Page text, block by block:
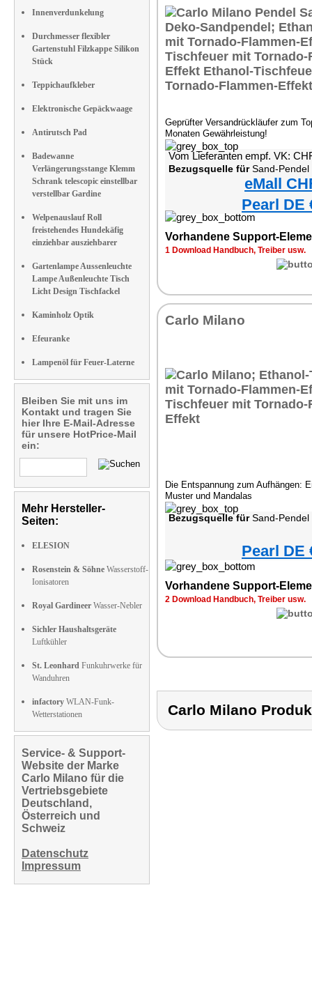
Innenverdunkelung
Durchmesser flexibler
Gartenstuhl Filzkappe Silikon
Stück
Teppichaufkleber
Elektronische Gepäckwaage
Antirutsch Pad
Badewanne
Verlängerungsstange Klemm
Schrank telescopic einstellbar
verstellbar Gardine
Welpenauslauf Roll
freistehendes Hundekäfig
einziehbar ausziehbarer
Gartenlampe Aussenleuchte
Lampe Außenleuchte Tisch
Licht Design Tischfackel
Kaminholz Optik
Efeuranke
Lampenöl für Feuer-Laterne
Bleiben Sie mit uns im
Kontakt und tragen Sie
hier Ihre E-Mail-Adresse
für unsere HotPrice-Mail
ein:
Mehr Hersteller-
Seiten:
ELESION
Rosenstein & Söhne Wasserstoff-
Ionisatoren
Royal Gardineer Wasser-Nebler
Sichler Haushaltsgeräte
Luftkühler
St. Leonhard Funkuhrwerke für
Wanduhren
infactory WLAN-Funk-
Wetterstationen
Service- & Support-
Website der Marke
Carlo Milano für die
Vertriebsgebiete
Deutschland,
Österreich und
Schweiz
Datenschutz
Impressum
Geprüfter Versandrückläufer zum
Monaten Gewährleistung!
Vom Lieferanten empf. VK:
Bezugsquelle fürSand-Pendel
eMall
Pearl DE
Vorhandene Support-
1 Download Handbuch, Treiber usw.
Carlo Milano
Die Entspannung zum Aufhängen:
Muster und Mandalas
Bezugsquelle fürSand-Pendel
Pearl DE
Vorhandene Support-
2 Download Handbuch, Treiber usw.
Carlo Milano